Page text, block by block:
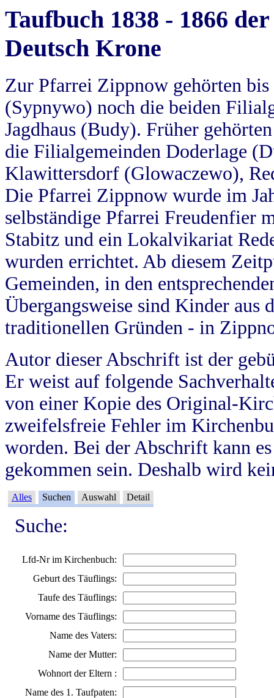
Taufbuch 1838 - 1866
Deutsch Krone
Zur Pfarrei Zippnow gehörten
(Sypnywo) noch die beiden
Jagdhaus (Budy). Früher
die Filialgemeinden Doderlage
Klawittersdorf (Glowaczewo),
Die Pfarrei Zippnow wurde im
selbständige Pfarrei Freudenfier
Stabitz und ein Lokalvikariat
wurden errichtet. Ab diesem
Gemeinden, in den
Übergangsweise sind Kinder aus
traditionellen Gründen - in
Autor dieser Abschrift ist der
Er weist auf folgende
von einer Kopie des Original-
zweifelsfreie Fehler im
worden. Bei der Abschrift kann
gekommen sein. Deshalb wird
Alles Suchen Auswahl Detail
Suche:
Lfd-Nr im Kirchenbuch:
Geburt des Täuflings:
Taufe des Täuflings:
Vorname des Täuflings:
Name des Vaters:
Name der Mutter:
Wohnort der Eltern :
Name des 1. Taufpaten: